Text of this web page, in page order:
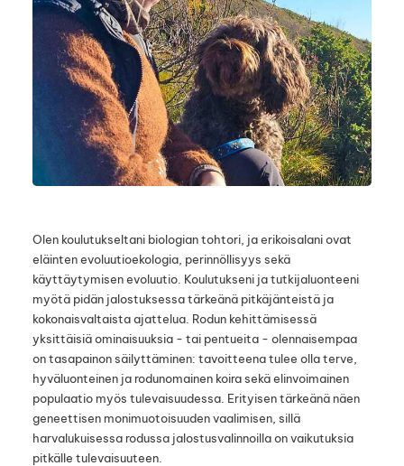
Olen koulutukseltani biologian tohtori, ja erikoisalani ovat
eläinten evoluutioekologia, perinnöllisyys sekä
käyttäytymisen evoluutio. Koulutukseni ja tutkijaluonteeni
myötä pidän jalostuksessa tärkeänä pitkäjänteistä ja
kokonaisvaltaista ajattelua. Rodun kehittämisessä
yksittäisiä ominaisuuksia - tai pentueita - olennaisempaa
on tasapainon säilyttäminen: tavoitteena tulee olla terve,
hyväluonteinen ja rodunomainen koira sekä elinvoimainen
populaatio myös tulevaisuudessa. Erityisen tärkeänä näen
geneettisen monimuotoisuuden vaalimisen, sillä
harvalukuisessa rodussa jalostusvalinnoilla on vaikutuksia
pitkälle tulevaisuuteen.